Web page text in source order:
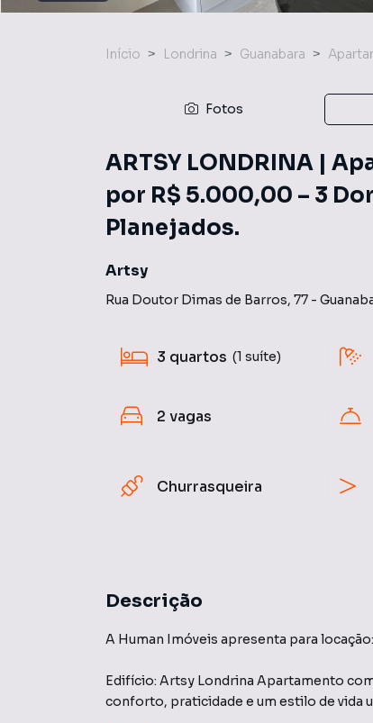
Início Londrina Guanabara
Fotos
ARTSY LONDRINA |
por R$ 5.000,00 – 3
Planejados.
Artsy
Rua Doutor Dimas de Barros, 77 -
3 quartos (1 suíte)
2 vagas
Churrasqueira
Descrição
A Human Imóveis apresenta para locação:
Edifício: Artsy Londrina Apartamento
conforto, praticidade e um estilo de vida